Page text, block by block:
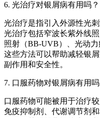
6. 光治疗对银屑病有用吗？
光治疗是指引入外源性光
光治疗包括窄波长紫外线
照射（BB-UVB）、光动力
这些方法可以帮助减轻银
副作用和安全性。
7. 口服药物对银屑病有用吗
口服药物可能被用于治疗
免疫抑制剂、代谢调节剂